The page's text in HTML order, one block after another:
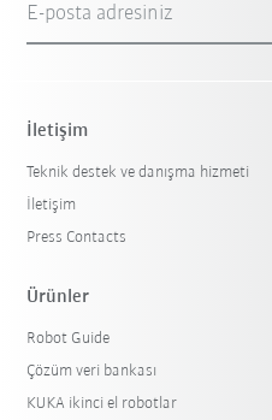
E-posta adresiniz
İletişim
Teknik destek ve danışma hizmeti
İletişim
Press Contacts
Ürünler
Robot Guide
Çözüm veri bankası
KUKA ikinci el robotlar